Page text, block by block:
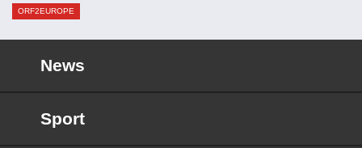
ORF2EUROPE
News
Sport